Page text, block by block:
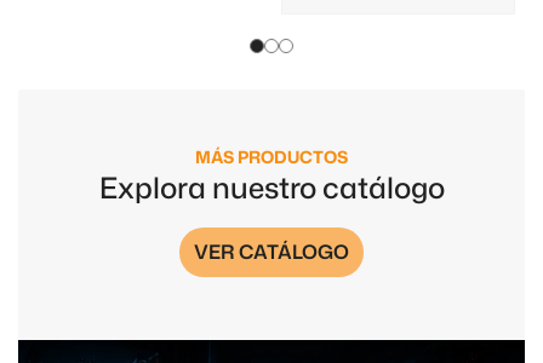
MÁS PRODUCTOS
Explora nuestro catálogo
VER CATÁLOGO